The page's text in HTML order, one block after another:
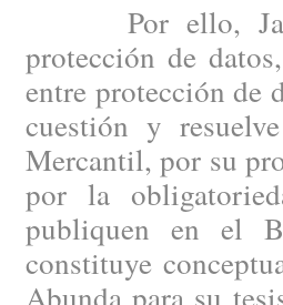
Por ello,
protección de
entre protección de
cuestión y
Mercantil, por su
por la
publiquen en el
constituye
Abunda para su